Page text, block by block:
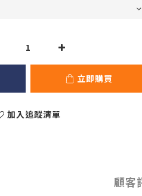
立即購買
加入追蹤清單
顧客